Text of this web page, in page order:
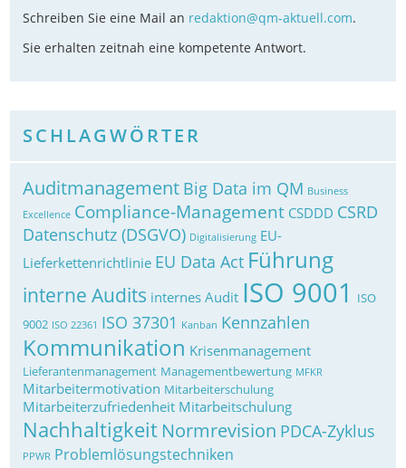
Schreiben Sie eine Mail an redaktion@qm-aktuell.com.
Sie erhalten zeitnah eine kompetente Antwort.
SCHLAGWÖRTER
Auditmanagement Big Data im QM Business
Excellence Compliance-Management CSDDD CSRD
Datenschutz (DSGVO) Digitalisierung EU-
Lieferkettenrichtlinie EU Data Act Führung
interne Audits internes Audit ISO 9001
ISO
9002 ISO 22361 ISO 37301 Kanban Kennzahlen
Kommunikation Krisenmanagement
Lieferantenmanagement Managementbewertung MFKR
Mitarbeitermotivation Mitarbeiterschulung
Mitarbeiterzufriedenheit Mitarbeitschulung
Nachhaltigkeit Normrevision PDCA-Zyklus
PPWR Problemlösungstechniken